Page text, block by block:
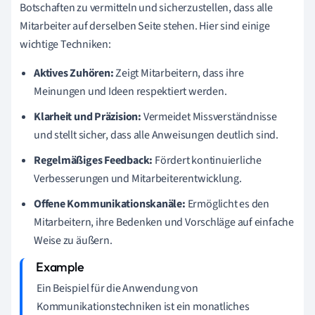
Botschaften zu vermitteln und sicherzustellen, dass alle
Mitarbeiter auf derselben Seite stehen. Hier sind einige
wichtige Techniken:
Aktives Zuhören:Zeigt Mitarbeitern, dass ihre
Meinungen und Ideen respektiert werden.
Klarheit und Präzision:Vermeidet Missverständnisse
und stellt sicher, dass alle Anweisungen deutlich sind.
Regelmäßiges Feedback: Fördert kontinuierliche
Verbesserungen und Mitarbeiterentwicklung.
Offene Kommunikationskanäle: Ermöglicht es den
Mitarbeitern, ihre Bedenken und Vorschläge auf einfache
Weise zu äußern.
Ein Beispiel für die Anwendung von
Kommunikationstechniken ist ein monatliches